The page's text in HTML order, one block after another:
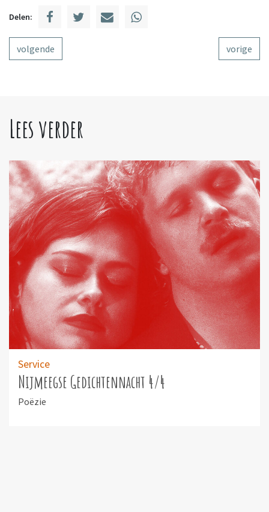
Delen:
volgende vorige
Lees verder
Service
Nijmeegse Gedichtennacht 4/4
Poëzie